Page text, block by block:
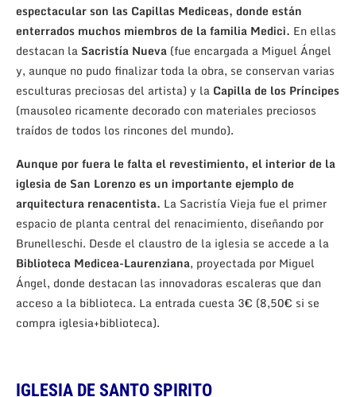
espectacular son las Capillas Mediceas, donde están
enterrados muchos miembros de la familia Medici. En ellas
destacan la Sacristía Nueva (fue encargada a Miguel Ángel
y, aunque no pudo finalizar toda la obra, se conservan varias
esculturas preciosas del artista) y la Capilla de los Príncipes
(mausoleo ricamente decorado con materiales preciosos
traídos de todos los rincones del mundo).
Aunque por fuera le falta el revestimiento, el interior de la
iglesia de San Lorenzo es un importante ejemplo de
arquitectura renacentista. La Sacristía Vieja fue el primer
espacio de planta central del renacimiento, diseñando por
Brunelleschi. Desde el claustro de la iglesia se accede a la
Biblioteca Medicea-Laurenziana, proyectada por Miguel
Ángel, donde destacan las innovadoras escaleras que dan
acceso a la biblioteca. La entrada cuesta 3€ (8,50€ si se
compra iglesia+biblioteca).
IGLESIA DE SANTO SPIRITO